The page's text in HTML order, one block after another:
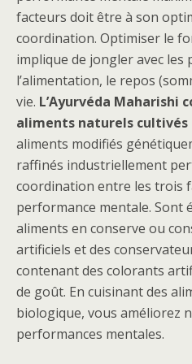
facteurs doit être à son
coordination. Optimiser le
implique de jongler avec les
l’alimentation, le repos
vie. L’Ayurvéda Maharishi
aliments naturels
aliments modifiés
raffinés industriellement
coordination entre les trois
performance mentale. Sont
aliments en conserve ou
artificiels et des
contenant des colorants
de goût. En cuisinant des
biologique, vous améliorez
performances mentales.